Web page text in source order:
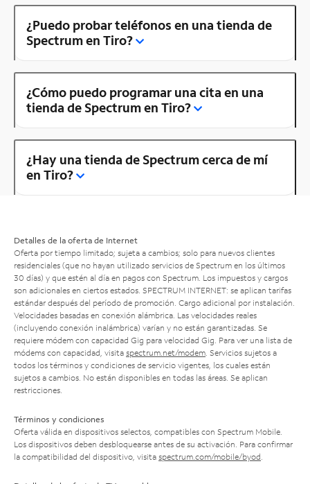
¿Puedo probar teléfonos en una tienda de
Spectrum en Tiro?
¿Cómo puedo programar una cita en una
tienda de Spectrum en Tiro?
¿Hay una tienda de Spectrum cerca de mí
en Tiro?
Detalles de la oferta de Internet
Oferta por tiempo limitado; sujeta a cambios; solo para nuevos clientes
residenciales (que no hayan utilizado servicios de Spectrum en los últimos
30 días) y que estén al día en pagos con Spectrum. Los impuestos y cargos
son adicionales en ciertos estados. SPECTRUM INTERNET: se aplican tarifas
estándar después del período de promoción. Cargo adicional por instalación.
Velocidades basadas en conexión alámbrica. Las velocidades reales
(incluyendo conexión inalámbrica) varían y no están garantizadas. Se
requiere módem con capacidad Gig para velocidad Gig. Para ver una lista de
módems con capacidad, visita spectrum.net/modem . Servicios sujetos a
todos los términos y condiciones de servicio vigentes, los cuales están
sujetos a cambios. No están disponibles en todas las áreas. Se aplican
restricciones.
Términos y condiciones
Oferta válida en dispositivos selectos, compatibles con Spectrum Mobile.
Los dispositivos deben desbloquearse antes de su activación. Para confirmar
la compatibilidad del dispositivo, visita spectrum.com/mobile/byod